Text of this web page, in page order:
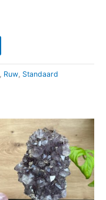
Ruw Standaard